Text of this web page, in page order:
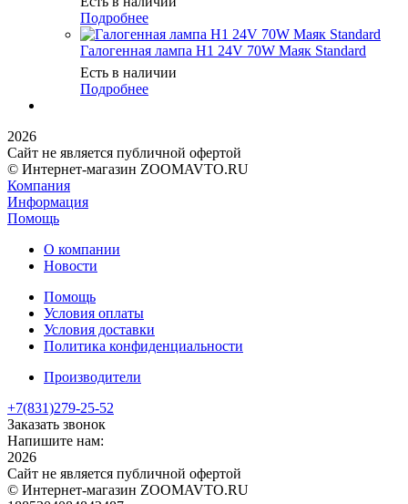
Подробнее
Галогенная лампа H1 24V 70W Маяк Standard
Есть в наличии
Подробнее
2026
Сайт не является публичной офертой
© Интернет-магазин ZOOMAVTO.RU
Компания
Информация
Помощь
О компании
Новости
Помощь
Условия оплаты
Условия доставки
Политика конфиденциальности
Производители
+7(831)279-25-52
Заказать звонок
Напишите нам:
2026
Сайт не является публичной офертой
© Интернет-магазин ZOOMAVTO.RU